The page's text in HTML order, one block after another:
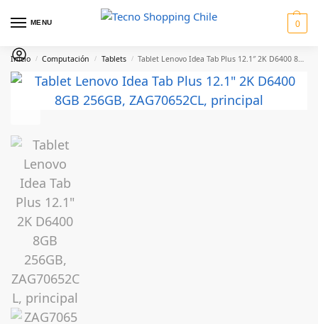
MENU 0
Inicio / Computación / Tablets / Tablet Lenovo Idea Tab Plus 12.1″ 2K D6400 8GB 256GB